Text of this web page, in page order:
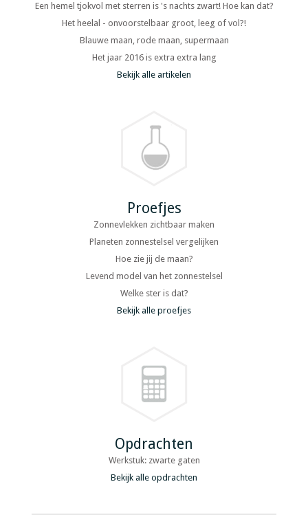
Een hemel tjokvol met sterren is 's nachts zwart! Hoe kan dat?
Het heelal - onvoorstelbaar groot, leeg of vol?!
Blauwe maan, rode maan, supermaan
Het jaar 2016 is extra extra lang
Bekijk alle artikelen
Proefjes
Zonnevlekken zichtbaar maken
Planeten zonnestelsel vergelijken
Hoe zie jij de maan?
Levend model van het zonnestelsel
Welke ster is dat?
Bekijk alle proefjes
Opdrachten
Werkstuk: zwarte gaten
Bekijk alle opdrachten